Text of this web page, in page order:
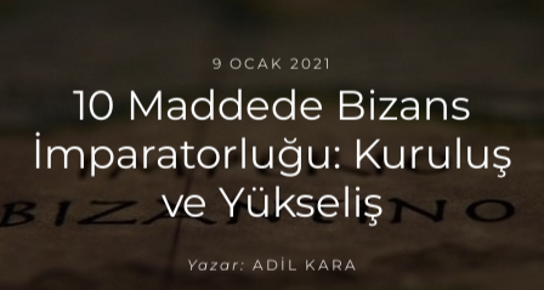
9 OCAK 2021
10 Maddede Bizans
İmparatorluğu: Kuruluş
ve Yükseliş
Yazar: ADIL KARA